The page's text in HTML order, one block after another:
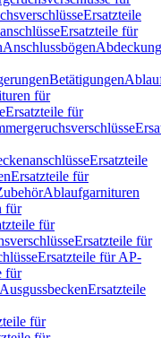
Ersatzteile
Ersatzteile für
Anschlussbögen
Betätigungen
für
Ersatzteile für
Ersatzteile
Ersatzteile für
Ablaufgarnituren
für
für
Ersatzteile für
Ersatzteile für AP-
für
Ersatzteile
für